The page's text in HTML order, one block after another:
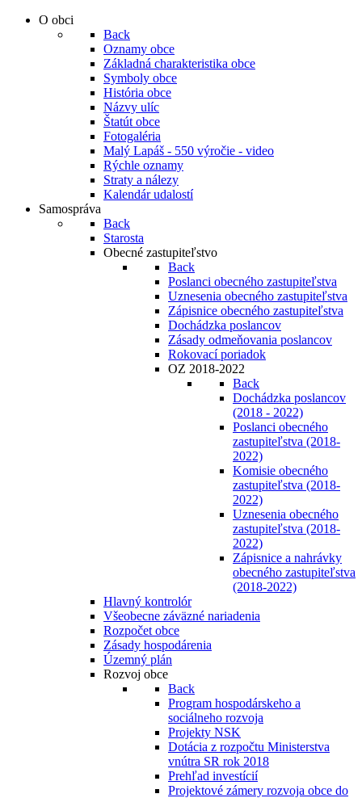
O obci
Back
Oznamy obce
Základná charakteristika obce
Symboly obce
História obce
Názvy ulíc
Štatút obce
Fotogaléria
Malý Lapáš - 550 výročie - video
Rýchle oznamy
Straty a nálezy
Kalendár udalostí
Samospráva
Back
Starosta
Obecné zastupiteľstvo
Back
Poslanci obecného zastupiteľstva
Uznesenia obecného zastupiteľstva
Zápisnice obecného zastupiteľstva
Dochádzka poslancov
Zásady odmeňovania poslancov
Rokovací poriadok
OZ 2018-2022
Back
Dochádzka poslancov
(2018 - 2022)
Poslanci obecného
zastupiteľstva (2018-
2022)
Komisie obecného
zastupiteľstva (2018-
2022)
Uznesenia obecného
zastupiteľstva (2018-
2022)
Zápisnice a nahrávky
obecného zastupiteľstva
(2018-2022)
Hlavný kontrolór
Všeobecne záväzné nariadenia
Rozpočet obce
Zásady hospodárenia
Územný plán
Rozvoj obce
Back
Program hospodárskeho a
sociálneho rozvoja
Projekty NSK
Dotácia z rozpočtu Ministerstva
vnútra SR rok 2018
Prehľad investícií
Projektové zámery rozvoja obce do